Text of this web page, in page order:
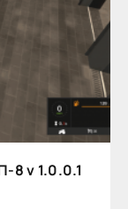
8 v 1.0.0.1